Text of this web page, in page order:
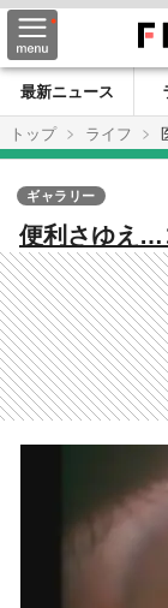
最新ニュース
トップ
ライフ
便利さゆえ…
に“眼障害”
怠りがち…絶
ギャラリー